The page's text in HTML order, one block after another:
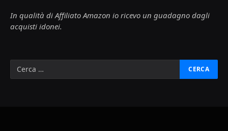
In qualità di Affiliato Amazon io ricevo un guadagno dagli
acquisti idonei.